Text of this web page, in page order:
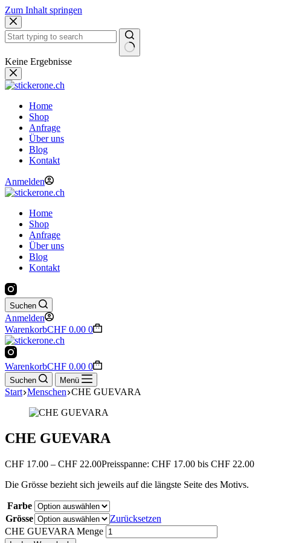
Zum Inhalt springen
Keine Ergebnisse
Home
Shop
Anfrage
Über uns
Blog
Kontakt
Anmelden
Home
Shop
Anfrage
Über uns
Blog
Kontakt
Suchen
Anmelden
WarenkorbCHF 0.00 0
WarenkorbCHF 0.00 0
Suchen Menü
Start Menschen CHE GUEVARA
CHE GUEVARA
CHF 17.00 – CHF 22.00Preisspanne: CHF 17.00 bis CHF 22.00
Die Grösse bezieht sich jeweils auf die längste Seite des Motivs.
Farbe
Grösse
Zurücksetzen
CHE GUEVARA Menge